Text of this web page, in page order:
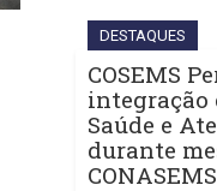
DESTAQUES
COSEMS
Saúde e
durante
CONASEMS